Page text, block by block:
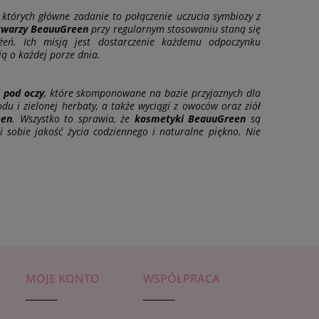
CONNY ZŁOTO, 23 ml
4,99 zł
maseczka
5,39 zł
główne zadanie to połączenie uczucia symbiozy z
BeauuGreen przy regularnym stosowaniu staną się
Ich misją jest dostarczenie każdemu odpoczynku
o każdej porze dnia.
oczy, które skomponowane na bazie przyjaznych dla
i zielonej herbaty, a także wyciągi z owoców oraz ziół
. Wszystko to sprawia, że kosmetyki BeauuGreensą
jakość życia codziennego i naturalne piękno. Nie
MOJE KONTO WSPÓŁPRACA